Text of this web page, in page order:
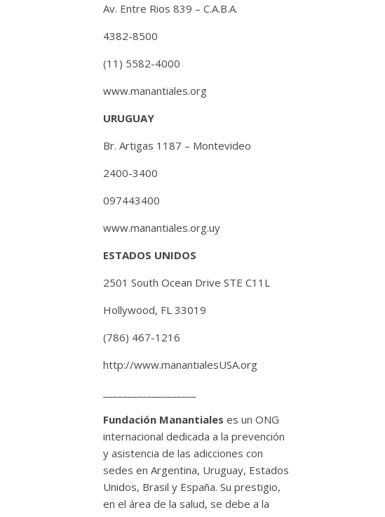
Av. Entre Rios 839 – C.A.B.A.
4382-8500
(11) 5582-4000
www.manantiales.org
URUGUAY
Br. Artigas 1187 – Montevideo
2400-3400
097443400
www.manantiales.org.uy
ESTADOS UNIDOS
2501 South Ocean Drive STE C11L
Hollywood, FL 33019
(786) 467-1216
http://www.manantialesUSA.org
Fundación Manantiales es un ONG
internacional dedicada a la prevención
y asistencia de las adicciones con
sedes en Argentina, Uruguay, Estados
Unidos, Brasil y España. Su prestigio,
en el área de la salud, se debe a la